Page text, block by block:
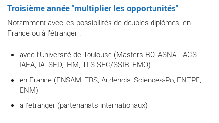
Troisième année "multiplier les opportunités"
Notamment avec les possibilités de doubles diplômes, en
France ou à l’étranger :
avec l’Université de Toulouse (Masters RO, ASNAT, ACS,
IAFA, IATSED, IHM, TLS-SEC/SSIR, EMO)
en France (ENSAM, TBS, Audencia, Sciences-Po, ENTPE,
ENM)
à l’étranger (partenariats internationaux)